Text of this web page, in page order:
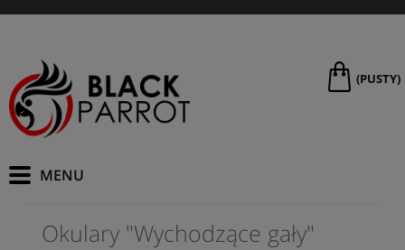
(PUSTY)
Okulary "Wychodzące gały"